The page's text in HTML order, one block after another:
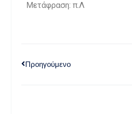
Μετάφραση: π.Λ
Προηγούμενο